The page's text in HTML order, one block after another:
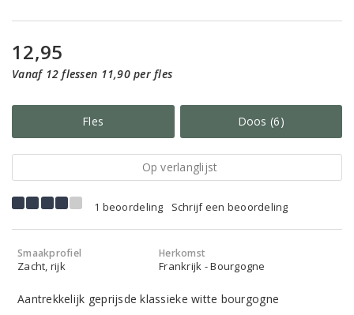
12,95
Vanaf 12 flessen 11,90 per fles
Fles Doos (6)
Op verlanglijst
1 beoordeling Schrijf een beoordeling
Smaakprofiel
Zacht, rijk
Herkomst
Frankrijk - Bourgogne
Aantrekkelijk geprijsde klassieke witte bourgogne